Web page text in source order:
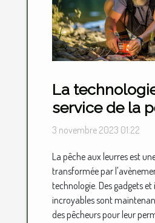
La
service de la
leurres :
3 novembre 2023 01:22
La pêche aux leurres est
transformée par
technologie. Des gadgets
incroyables sont
des pêcheurs pour leur